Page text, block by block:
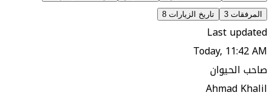
المرفقات 3 تاريخ الزيارات 8
Last updated
Today, 11:42 AM
صاحب الحيوان
Ahmad Khalil